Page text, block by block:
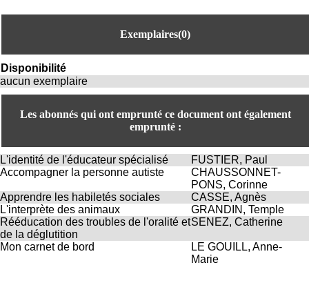
Exemplaires(0)
Disponibilité
aucun exemplaire
Les abonnés qui ont emprunté ce document ont également
emprunté :
L'identité de l'éducateur spécialisé
FUSTIER, Paul
Accompagner la personne autiste
CHAUSSONNET-
PONS, Corinne
Apprendre les habiletés sociales
CASSE, Agnès
L'interprète des animaux
GRANDIN, Temple
Rééducation des troubles de l'oralité et
de la déglutition
SENEZ, Catherine
Mon carnet de bord
LE GOUILL, Anne-
Marie
1
5
d
i
l
F
-
6
9
6
7
7